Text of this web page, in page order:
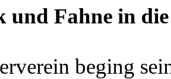
Fahne in
beging